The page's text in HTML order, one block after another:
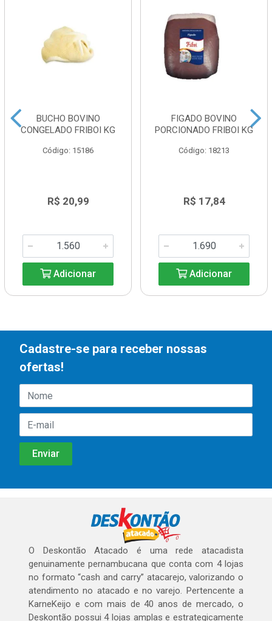
BUCHO BOVINO
CONGELADO FRIBOI KG
Código: 15186
R$ 20,99
Adicionar
FIGADO BOVINO
PORCIONADO FRIBOI KG
Código: 18213
R$ 17,84
Adicionar
Cadastre-se para receber nossas
ofertas!
O Deskontão Atacado é uma rede atacadista
genuinamente pernambucana que conta com 4 lojas
no formato “cash and carry” atacarejo, valorizando o
atendimento no atacado e no varejo. Pertencente a
KarneKeijo e com mais de 40 anos de mercado, o
Deskontão possui 4 lojas amplas e estrategicamente